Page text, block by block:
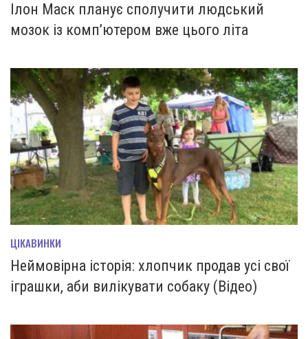
Ілон Маск планує сполучити людський
мозок із комп’ютером вже цього літа
ЦІКАВИНКИ
Неймовірна історія: хлопчик продав усі свої
іграшки, аби вилікувати собаку (Відео)